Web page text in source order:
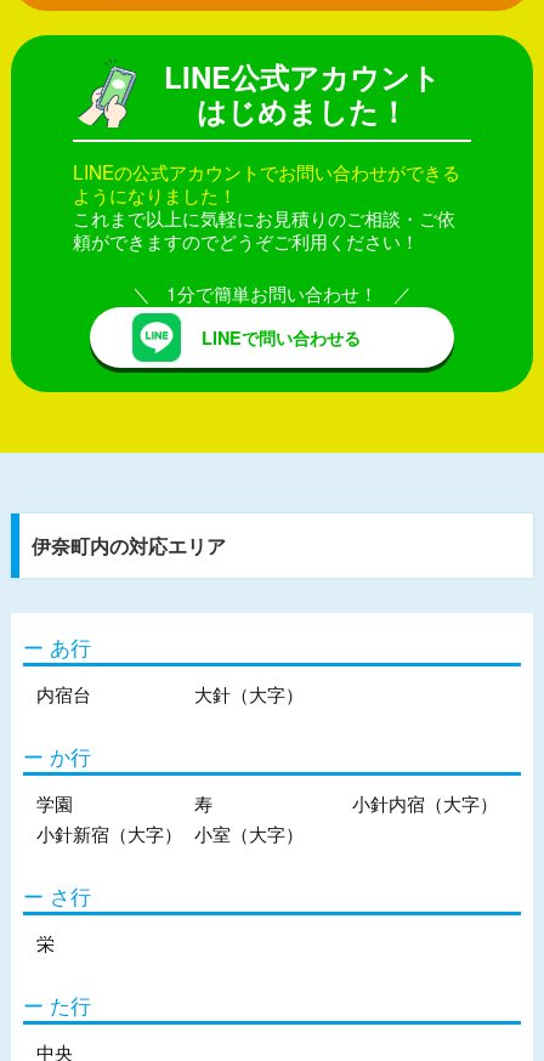
LINE公式アカウント
はじめました！
LINEの公式アカウントでお問い合わせができる
ようになりました！
これまで以上に気軽にお見積りのご相談・ご依
頼ができますのでどうぞご利用ください！
1分で簡単お問い合わせ！
LINEで問い合わせる
伊奈町内の対応エリア
あ行
内宿台 大針（大字）
か行
学園 寿
小針内宿（大字）
小針新宿（大字）
小室（大字）
さ行
栄
た行
中央